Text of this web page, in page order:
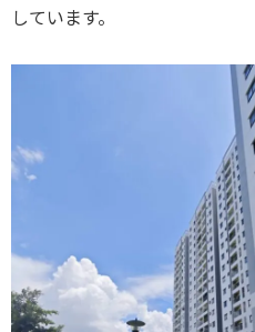
しています。